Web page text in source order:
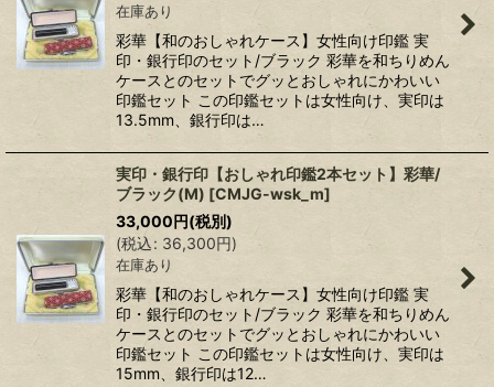
在庫あり
彩華【和のおしゃれケース】女性向け印鑑 実
印・銀行印のセット/ブラック 彩華を和ちりめん
ケースとのセットでグッとおしゃれにかわいい
印鑑セット この印鑑セットは女性向け、実印は
13.5mm、銀行印は…
実印・銀行印【おしゃれ印鑑2本セット】彩華/
ブラック(M) [CMJG-wsk_m]
33,000円(税別)
(税込: 36,300円)
在庫あり
彩華【和のおしゃれケース】女性向け印鑑 実
印・銀行印のセット/ブラック 彩華を和ちりめん
ケースとのセットでグッとおしゃれにかわいい
印鑑セット この印鑑セットは女性向け、実印は
15mm、銀行印は12…